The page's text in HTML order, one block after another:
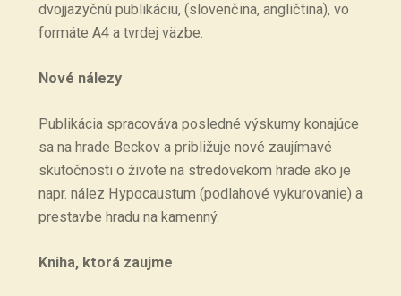
dvojjazyčnú publikáciu, (slovenčina, angličtina), vo
formáte A4 a tvrdej väzbe.
Nové nálezy
Publikácia spracováva posledné výskumy konajúce
sa na hrade Beckov a približuje nové zaujímavé
skutočnosti o živote na stredovekom hrade ako je
napr. nález Hypocaustum (podlahové vykurovanie) a
prestavbe hradu na kamenný.
Kniha, ktorá zaujme